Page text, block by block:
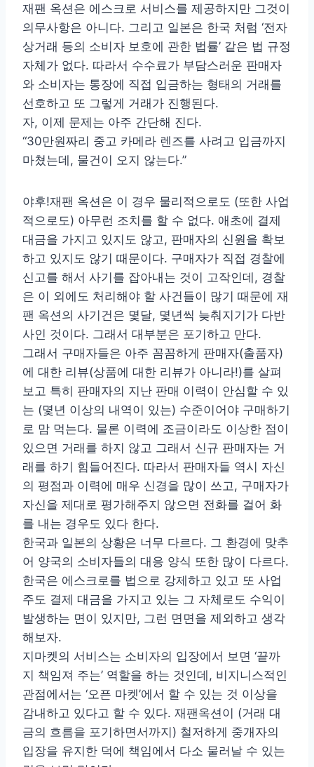
재팬 옥션은 에스크로 서비스를 제공하지만 그것이
의무사항은 아니다. 그리고 일본은 한국 처럼 ‘전자
상거래 등의 소비자 보호에 관한 법률’ 같은 법 규정
자체가 없다. 따라서 수수료가 부담스러운 판매자
와 소비자는 통장에 직접 입금하는 형태의 거래를
선호하고 또 그렇게 거래가 진행된다.
자, 이제 문제는 아주 간단해 진다.
“30만원짜리 중고 카메라 렌즈를 사려고 입금까지
마쳤는데, 물건이 오지 않는다.”
야후!재팬 옥션은 이 경우 물리적으로도 (또한 사업
적으로도) 아무런 조치를 할 수 없다. 애초에 결제
대금을 가지고 있지도 않고, 판매자의 신원을 확보
하고 있지도 않기 때문이다. 구매자가 직접 경찰에
신고를 해서 사기를 잡아내는 것이 고작인데, 경찰
은 이 외에도 처리해야 할 사건들이 많기 때문에 재
팬 옥션의 사기건은 몇달, 몇년씩 늦춰지기가 다반
사인 것이다. 그래서 대부분은 포기하고 만다.
그래서 구매자들은 아주 꼼꼼하게 판매자(출품자)
에 대한 리뷰(상품에 대한 리뷰가 아니라!)를 살펴
보고 특히 판매자의 지난 판매 이력이 안심할 수 있
는 (몇년 이상의 내역이 있는) 수준이어야 구매하기
로 맘 먹는다. 물론 이력에 조금이라도 이상한 점이
있으면 거래를 하지 않고 그래서 신규 판매자는 거
래를 하기 힘들어진다. 따라서 판매자들 역시 자신
의 평점과 이력에 매우 신경을 많이 쓰고, 구매자가
자신을 제대로 평가해주지 않으면 전화를 걸어 화
를 내는 경우도 있다 한다.
한국과 일본의 상황은 너무 다르다. 그 환경에 맞추
어 양국의 소비자들의 대응 양식 또한 많이 다르다.
한국은 에스크로를 법으로 강제하고 있고 또 사업
주도 결제 대금을 가지고 있는 그 자체로도 수익이
발생하는 면이 있지만, 그런 면면을 제외하고 생각
해보자.
지마켓의 서비스는 소비자의 입장에서 보면 ‘끝까
지 책임져 주는’ 역할을 하는 것인데, 비지니스적인
관점에서는 ‘오픈 마켓’에서 할 수 있는 것 이상을
감내하고 있다고 할 수 있다. 재팬옥션이 (거래 대
금의 흐름을 포기하면서까지) 철저하게 중개자의
입장을 유지한 덕에 책임에서 다소 물러날 수 있는